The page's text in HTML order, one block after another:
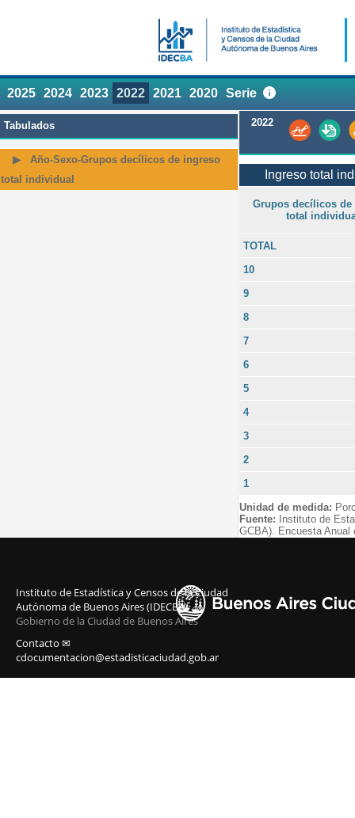
2025 2024 2023 2022 2021 2020 Serie
Tabulados
Año-Sexo-Grupos decílicos de ingreso
total individual
2022
Ingreso total
Grupos decílicos de
total
TOTAL
10
9
8
7
6
5
4
3
2
1
Unidad de medida:
Fuente: Instituto de
GCBA). Encuesta Anual
Instituto de Estadística y Censos de la Ciudad
Autónoma de Buenos Aires (IDECBA)
Gobierno de la Ciudad de Buenos Aires
Contacto ✉
cdocumentacion@estadisticaciudad.gob.ar